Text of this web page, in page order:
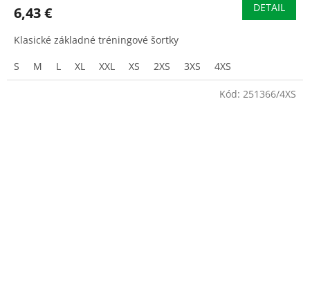
6,43 € DETAIL
Klasické základné tréningové šortky
S
M L XL XXL XS 2XS 3XS 4XS
Kód: 251366/4XS